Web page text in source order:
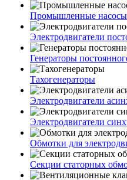
Промышленные насосы
Электродвигатели
Генераторы
Тахогенераторы
Электродвигатели
Электродвигатели
Обмотки для
Секции статорных